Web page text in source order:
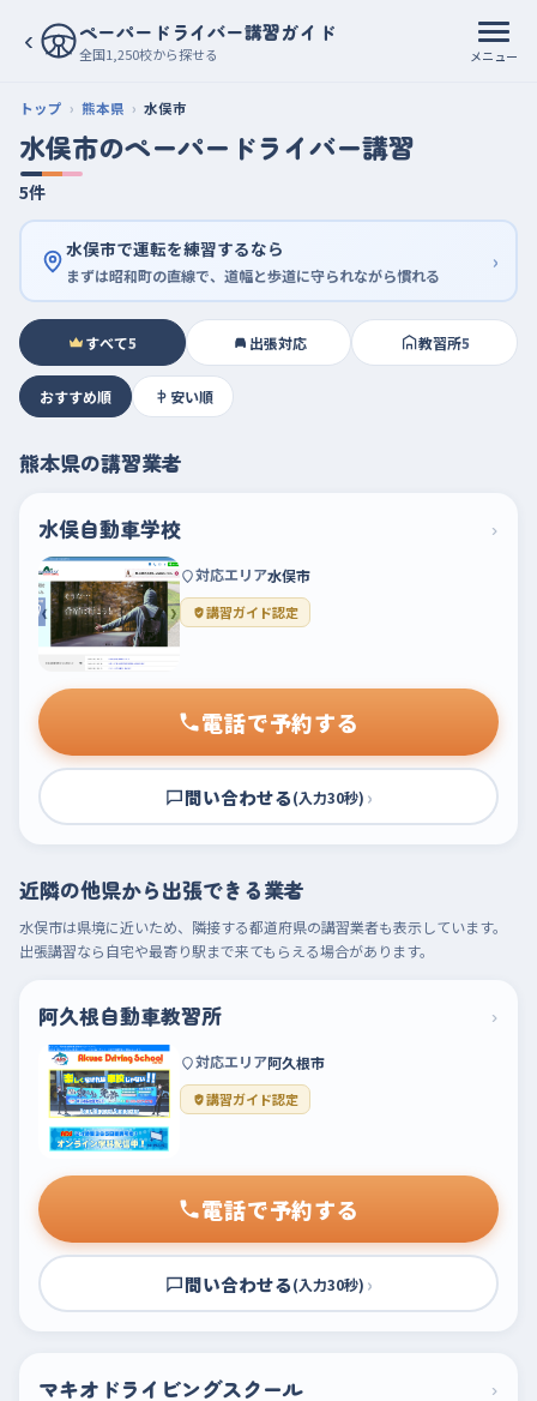
‹ ペーパードライバー講習ガイド
全国1,250校から探せる メニュー
トップ 熊本県 水俣市
水俣市のペーパードライバー講習
5件
水俣市で運転を練習するなら
まずは昭和町の直線で、道幅と歩道に守られながら慣れる ›
すべて5 出張対応 教習所5
おすすめ順 安い順
熊本県の講習業者
水俣自動車学校 ›
対応エリア水俣市
講習ガイド認定
電話で予約する
問い合わせる(入力30秒) ›
近隣の他県から出張できる業者
水俣市は県境に近いため、隣接する都道府県の講習業者も表示しています。
出張講習なら自宅や最寄り駅まで来てもらえる場合があります。
阿久根自動車教習所 ›
対応エリア阿久根市
講習ガイド認定
電話で予約する
問い合わせる(入力30秒) ›
マキオドライビングスクール ›